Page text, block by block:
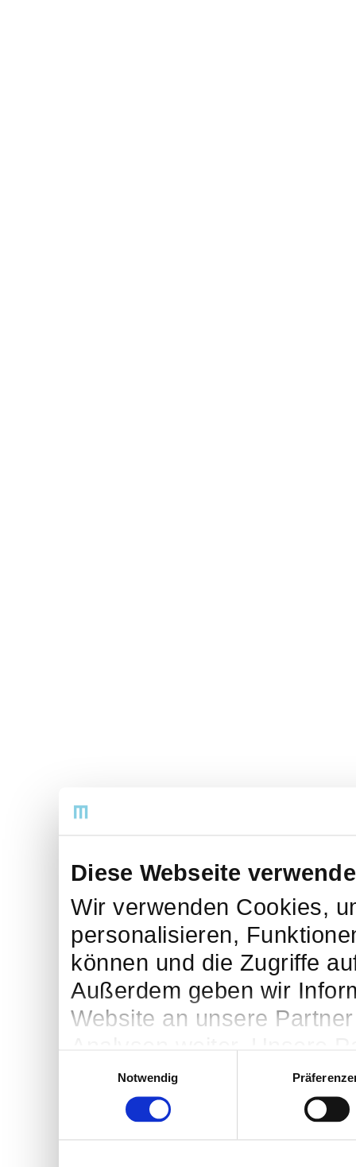
Diese Webseite
Wir verwenden Cookies,
personalisieren,
können und die Zugriffe
Außerdem geben wir
Website an unsere
Analysen weiter. Unsere
möglicherweise mit
bereitgestellt haben oder
Dienste gesammelt
Notwendig